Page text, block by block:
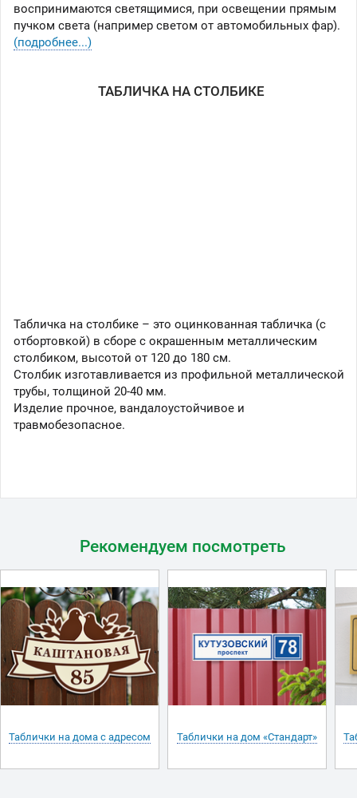
воспринимаются светящимися, при освещении прямым
пучком света (например светом от автомобильных фар).
(подробнее...)
ТАБЛИЧКА НА СТОЛБИКЕ
Табличка на столбике – это оцинкованная табличка (с
отбортовкой) в сборе с окрашенным металлическим
столбиком, высотой от 120 до 180 см.
Столбик изготавливается из профильной металлической
трубы, толщиной 20-40 мм.
Изделие прочное, вандалоустойчивое и
травмобезопасное.
Рекомендуем посмотреть
Таблички на дома с адресом Таблички на дом «Стандарт»